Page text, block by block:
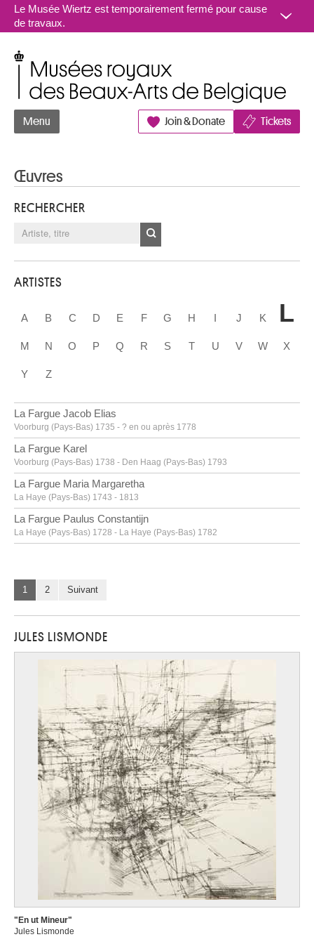
Aller au contenu
Le Musée Wiertz est temporairement fermé pour cause
de travaux.
Menu Join & Donate Tickets
Œuvres
RECHERCHER
ARTISTES
A B C D E F G H I J K L
M N O P Q R S T U V W X
Y Z
La Fargue Jacob Elias
Voorburg (Pays-Bas) 1735 - ? en ou après 1778
La Fargue Karel
Voorburg (Pays-Bas) 1738 - Den Haag (Pays-Bas) 1793
La Fargue Maria Margaretha
La Haye (Pays-Bas) 1743 - 1813
La Fargue Paulus Constantijn
La Haye (Pays-Bas) 1728 - La Haye (Pays-Bas) 1782
Labarre [LOANed Artworks]
Douai, Nord (France) 1905 - Paris (France) 1982
Lacasse Joseph
Tournai 1894 - Paris (France) 1975
Lacomblez Jacques
Ixelles / Bruxelles 1934
Lacroix Antoine
Wavre 1843 - Schaerbeek / Bruxelles 1896
Laenen Jean-Paul
Malines 1931 - 2012
Laermans Eugène
Bruxelles 1864 - 1940
Laffineur Marc
Lafontaine Marie-Jo
Anvers 1950
Lagae Jules
1 2 Suivant
JULES LISMONDE
"En ut Mineur"
Jules Lismonde